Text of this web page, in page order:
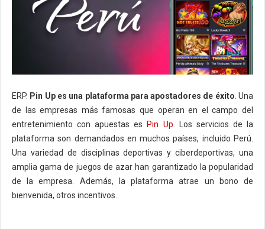
ERP. Pin Up es una plataforma para apostadores de éxito. Una
de las empresas más famosas que operan en el campo del
entretenimiento con apuestas es Pin Up. Los servicios de la
plataforma son demandados en muchos países, incluido Perú.
Una variedad de disciplinas deportivas y ciberdeportivas, una
amplia gama de juegos de azar han garantizado la popularidad
de la empresa. Además, la plataforma atrae un bono de
bienvenida, otros incentivos.